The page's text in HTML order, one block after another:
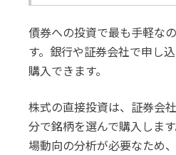
債券への投資で最も手軽な
す。銀行や証券会社で申し
購入できます。
株式の直接投資は、証券会
分で銘柄を選んで購入しま
場動向の分析が必要なため